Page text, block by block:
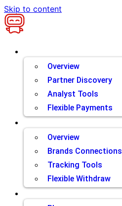
Skip to content
Overview
Partner Discovery
Analyst Tools
Flexible Payments
Overview
Brands Connections
Tracking Tools
Flexible Withdraw